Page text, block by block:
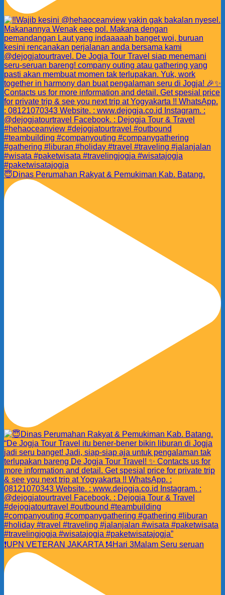
😇Dinas Perumahan Rakyat & Pemukiman Kab. Batang.
❗️UPN VETERAN JAKARTA ❗️4Hari 3Malam Seru seruan